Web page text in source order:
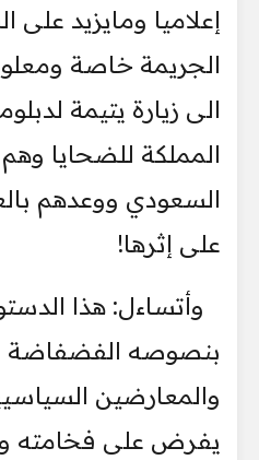
إعلاميا ومايزيد
الجريمة خاصة
الى زيارة يتيمة
المملكة للضحايا
السعودي ووعدهم
على إثرها!
وأتساءل: هذا
بنصوصه الفضفاضة
والمعارضين
يفرض على فخامته